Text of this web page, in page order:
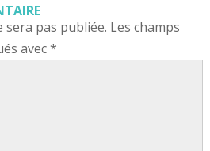
sera pas publiée. Les champs
avec*